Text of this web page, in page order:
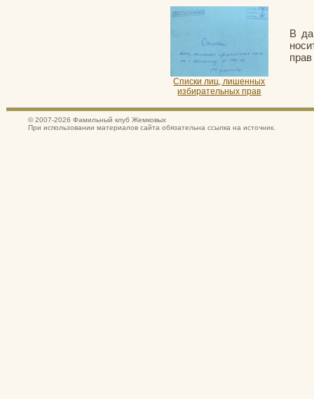
Списки лиц, лишенных
избирательных прав
В
© 2007-2026 Фамильный клуб Жемковых
При использовании материалов сайта обязательна ссылка на источник.